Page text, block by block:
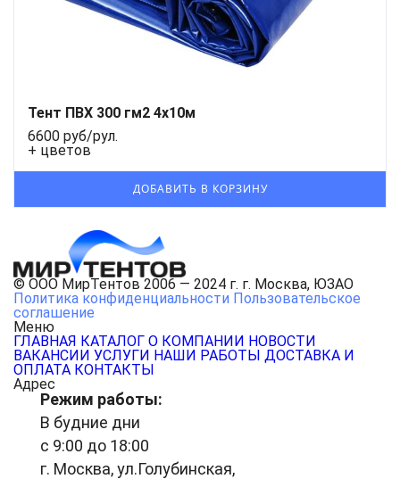
Тент ПВХ 300 гм2 4х10м
6600 руб/рул.
+ цветов
© ООО МирТентов 2006 — 2024 г. г. Москва, ЮЗАО
Политика конфиденциальности Пользовательское
соглашение
Меню
ГЛАВНАЯ КАТАЛОГ О КОМПАНИИ НОВОСТИ
ВАКАНСИИ УСЛУГИ НАШИ РАБОТЫ ДОСТАВКА И
ОПЛАТА КОНТАКТЫ
Адрес
Режим работы:
В будние дни
с 9:00 до 18:00
г. Москва, ул.Голубинская,